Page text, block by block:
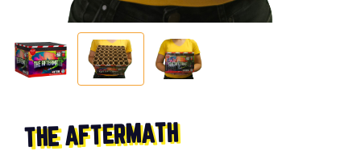
THE AFTERMATH